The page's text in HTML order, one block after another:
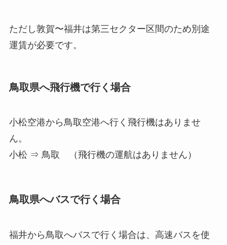
ただし敦賀〜福井は第三セクター区間のため別途
運賃が必要です。
鳥取県へ飛行機で行く場合
小松空港から鳥取空港へ行く飛行機はありませ
ん。
小松 ⇒ 鳥取 （飛行機の運航はありません）
鳥取県へバスで行く場合
福井から鳥取へバスで行く場合は、高速バスを使